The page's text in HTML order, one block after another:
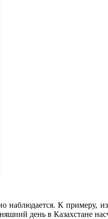
наблюдается. К примеру,
день в Казахстане